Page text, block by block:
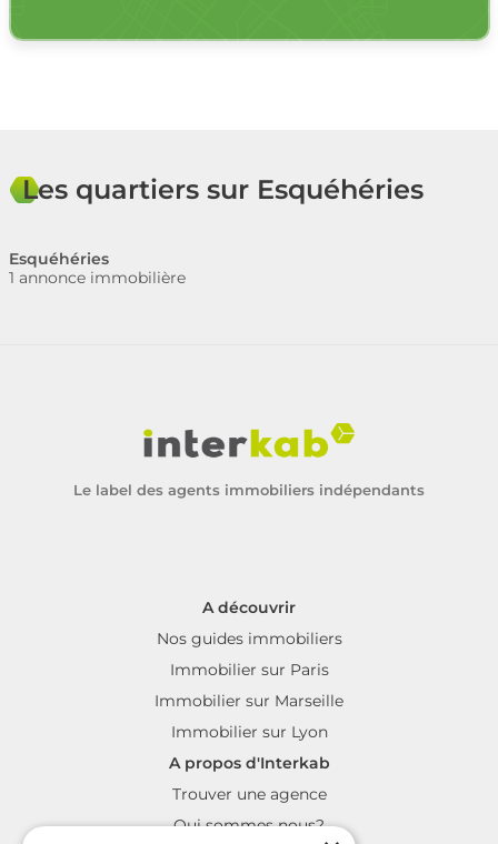
Les quartiers sur Esquéhéries
Esquéhéries
1 annonce immobilière
Le label des agents immobiliers indépendants
A découvrir
Nos guides immobiliers
Immobilier sur Paris
Immobilier sur Marseille
Immobilier sur Lyon
A propos d'Interkab
Trouver une agence
Qui sommes nous?